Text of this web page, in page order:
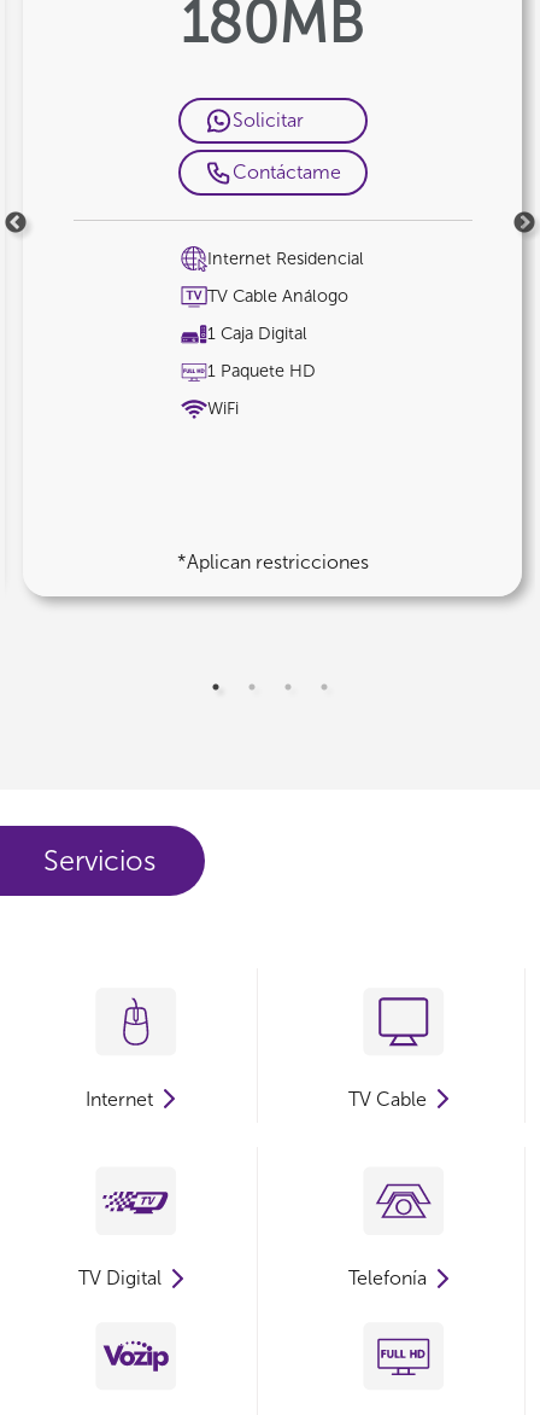
180MB
Solicitar
Contáctame
Internet Residencial
TV Cable Análogo
1 Caja Digital
1 Paquete HD
WiFi
*Aplican restricciones
Servicios
Internet TV Cable
TV Digital Telefonía